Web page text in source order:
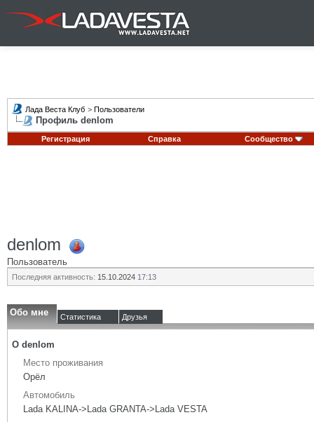
Лада Веста Клуб > Пользователи
Профиль denlom
Регистрация Справка Сообщество
denlom
Пользователь
Последняя активность: 15.10.2024 17:13
Обо мне Статистика Друзья
О denlom
Место проживания
Орёл
Автомобиль
Lada KALINA->Lada GRANTA->Lada VESTA